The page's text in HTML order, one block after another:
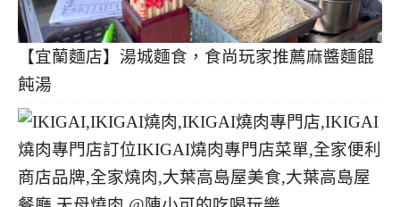
【宜蘭麵店】湯城麵食，食尚玩家推薦麻醬麵餛
飩湯